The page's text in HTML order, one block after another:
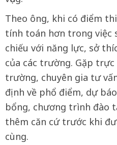
Theo ông, khi có điểm
tính toán hơn trong việc
chiếu với năng lực, sở
của các trường. Gặp
trường, chuyên gia tư
định về phổ điểm, dự báo
bổng, chương trình đào
thêm căn cứ trước khi
cùng.